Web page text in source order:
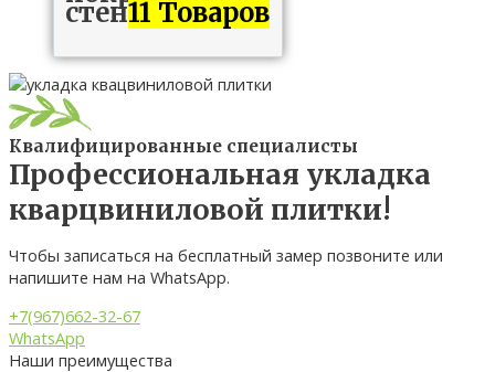
стен11 Товаров
Квалифицированные специалисты
Профессиональная укладка
кварцвиниловой плитки!
Чтобы записаться на бесплатный замер позвоните или
напишите нам на WhatsApp.
+7(967)662-32-67
WhatsApp
Наши преимущества